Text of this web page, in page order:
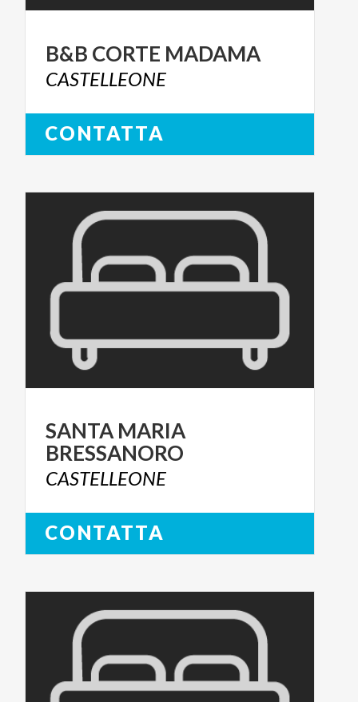
B&B CORTE MADAMA
CASTELLEONE
CONTATTA
SANTA MARIA
BRESSANORO
CASTELLEONE
CONTATTA